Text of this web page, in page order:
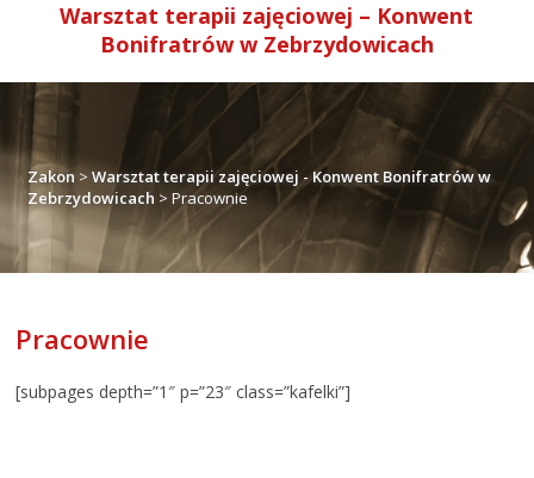
Warsztat terapii zajęciowej – Konwent
Bonifratrów w Zebrzydowicach
Zakon >Warsztat terapii zajęciowej - Konwent Bonifratrów w
Zebrzydowicach >Pracownie
Pracownie
[subpages depth=”1″ p=”23″ class=”kafelki”]